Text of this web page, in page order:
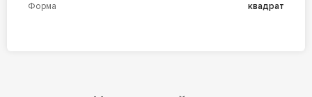
Форма квадрат